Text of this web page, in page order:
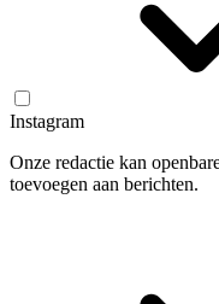
Instagram
Onze redactie kan
toevoegen aan berichten.